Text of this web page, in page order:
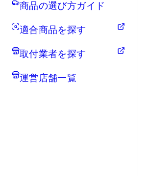
商品の選び方ガイド
適合商品を探す
取付業者を探す
運営店舗一覧